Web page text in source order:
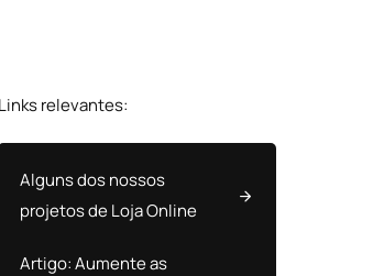
Links relevantes:
Alguns dos nossos
projetos de Loja Online
Artigo: Aumente as